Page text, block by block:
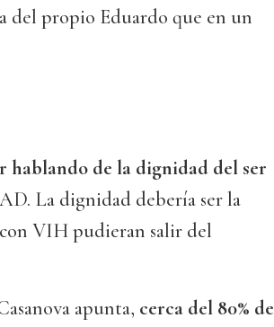
del propio Eduardo que en un
de la dignidad del ser
La dignidad debería ser la
con VIH pudieran salir del
apunta, cerca del 80% de